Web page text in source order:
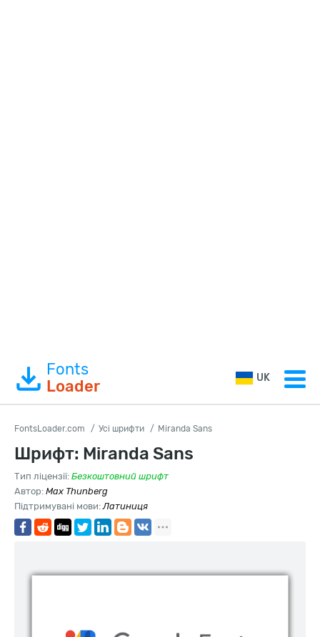
Fonts
Loader
UK
FontsLoader.com Усі шрифти Miranda Sans
Шрифт: Miranda Sans
Тип ліцензії: Безкоштовний шрифт
Автор: Max Thunberg
Підтримувані мови:Латиниця